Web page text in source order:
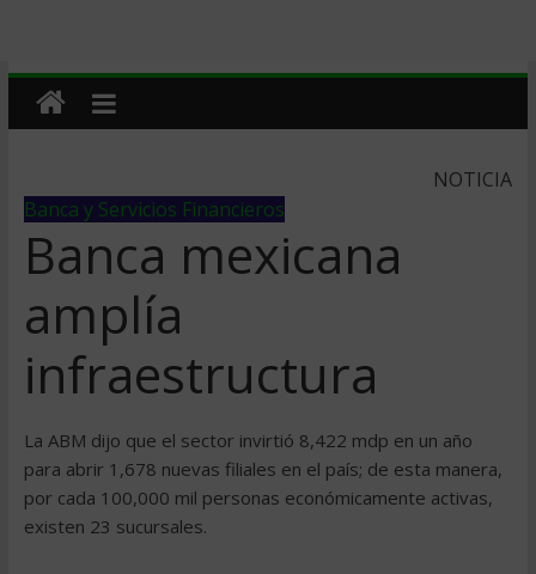
NOTICIA
Banca y Servicios Financieros
Banca mexicana
amplí­a
infraestructura
La ABM dijo que el sector invirtió 8,422 mdp en un año
para abrir 1,678 nuevas filiales en el paí­s; de esta manera,
por cada 100,000 mil personas económicamente activas,
existen 23 sucursales.